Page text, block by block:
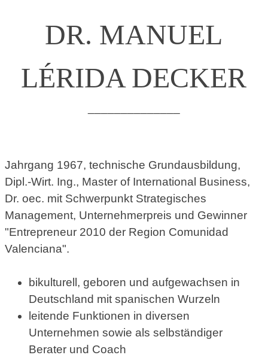
DR. MANUEL
LÉRIDA DECKER
Jahrgang 1967, technische Grundausbildung,
Dipl.-Wirt. Ing., Master of International Business,
Dr. oec. mit Schwerpunkt Strategisches
Management, Unternehmerpreis und Gewinner
"Entrepreneur 2010 der Region Comunidad
Valenciana".
bikulturell, geboren und aufgewachsen in
Deutschland mit spanischen Wurzeln
leitende Funktionen in diversen
Unternehmen sowie als selbständiger
Berater und Coach